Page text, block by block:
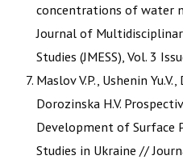
concentrations of water
Journal of
Studies (JMESS), Vol. 3
Maslov V.P., Ushenin Yu.V.,
Dorozinska H.V.
Development of Surface
Studies in Ukraine //